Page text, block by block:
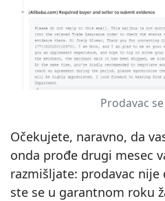
Prodavac
Očekujete, naravno, da
onda prođe drugi mesec
razmišljate: prodavac
ste se u garantnom roku